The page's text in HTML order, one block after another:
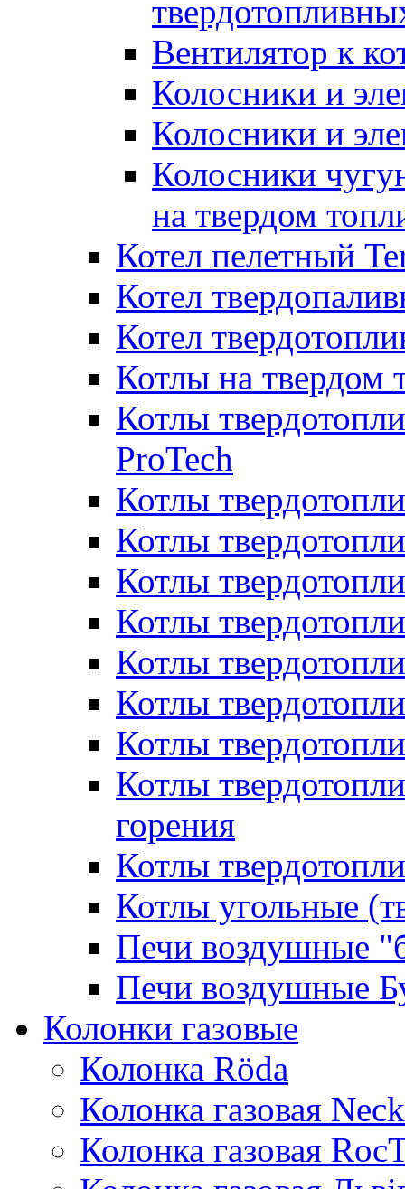
Вентилятор к
Колосники и
Колосники и
Колосники
на твердом
Котел пелетный
Котел
Котел
Котлы на твердом
Котлы
ProTech
Котлы
Котлы
Котлы
Котлы
Котлы
Котлы
Котлы
Котлы
горения
Котлы
Котлы угольные
Печи воздушные
Печи воздушные
Колонки газовые
Колонка Rӧda
Колонка газовая
Колонка газовая